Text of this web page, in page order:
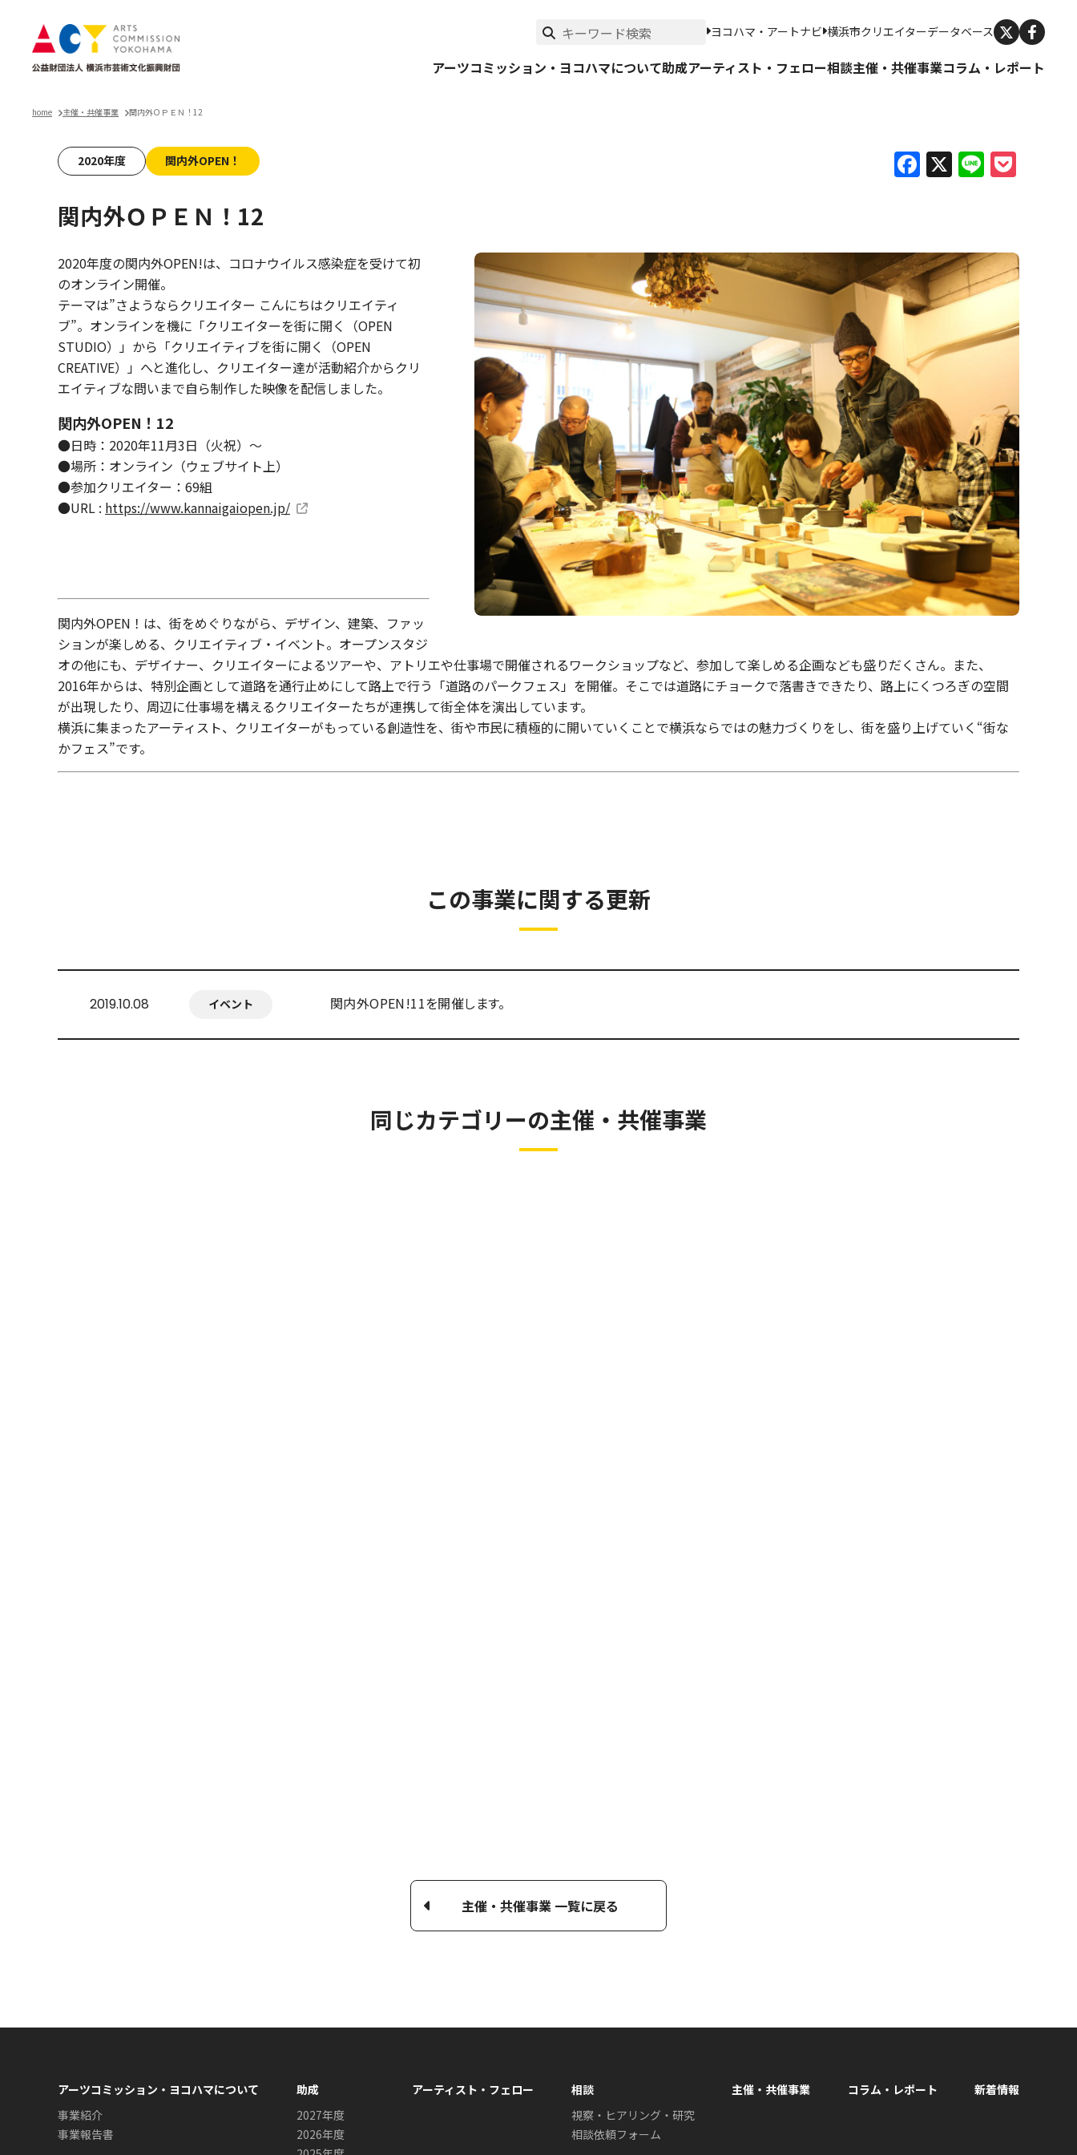
ヨコハマ・アートナビ 横浜市クリエイターデータベース
アーツコミッション・ヨコハマについて助成アーティスト・フェロー相談主催・共催事業コラム・レポート
home 主催・共催事業 関内外ＯＰＥＮ！12
2020年度 関内外OPEN！ Facebook
X Line
関内外ＯＰＥＮ！12
2020年度の関内外OPEN!は、コロナウイルス感染症を受けて初
のオンライン開催。
テーマは”さようならクリエイター こんにちはクリエイティ
ブ”。オンラインを機に「クリエイターを街に開く（OPEN
STUDIO）」から「クリエイティブを街に開く（OPEN
CREATIVE）」へと進化し、クリエイター達が活動紹介からクリ
エイティブな問いまで自ら制作した映像を配信しました。
関内外OPEN！12
●日時：2020年11月3日（火祝）～
●場所：オンライン（ウェブサイト上）
●参加クリエイター：69組
●URL : https://www.kannaigaiopen.jp/
関内外OPEN！は、街をめぐりながら、デザイン、建築、ファッ
ションが楽しめる、クリエイティブ・イベント。オープンスタジ
オの他にも、デザイナー、クリエイターによるツアーや、アトリエや仕事場で開催されるワークショップなど、参加して楽しめる企画なども盛りだくさん。また、
2016年からは、特別企画として道路を通行止めにして路上で行う「道路のパークフェス」を開催。そこでは道路にチョークで落書きできたり、路上にくつろぎの空間
が出現したり、周辺に仕事場を構えるクリエイターたちが連携して街全体を演出しています。
横浜に集まったアーティスト、クリエイターがもっている創造性を、街や市民に積極的に開いていくことで横浜ならではの魅力づくりをし、街を盛り上げていく“街な
かフェス”です。
この事業に関する更新
2019.10.08 イベント 関内外OPEN!11を開催します。
同じカテゴリーの主催・共催事業
主催・共催事業 一覧に戻る
アーツコミッション・ヨコハマについて
事業紹介
事業報告書
助成
2027年度
2026年度
アーティスト・フェロー
相談
視察・ヒアリング・研究
相談依頼フォーム
主催・共催事業 コラム・レポート 新着情報